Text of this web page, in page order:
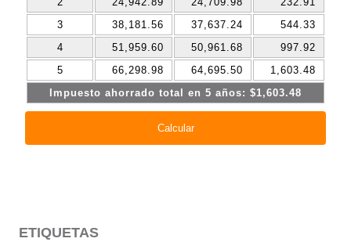
ETIQUETAS